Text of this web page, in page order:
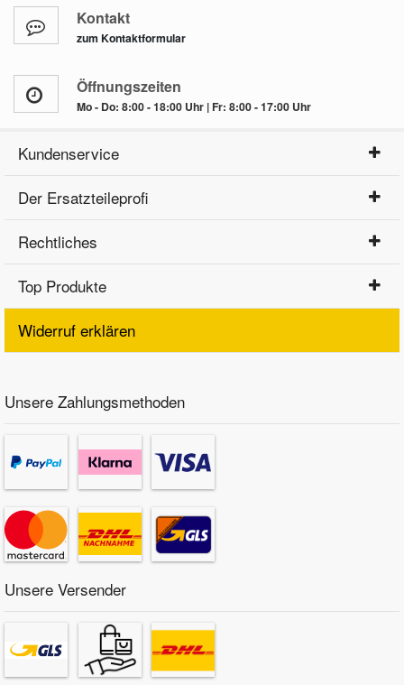
Kontakt
zum Kontaktformular
Öffnungszeiten
Mo - Do: 8:00 - 18:00 Uhr | Fr: 8:00 - 17:00 Uhr
Kundenservice
Der Ersatzteileprofi
Rechtliches
Top Produkte
Widerruf erklären
Unsere Zahlungsmethoden
Unsere Versender